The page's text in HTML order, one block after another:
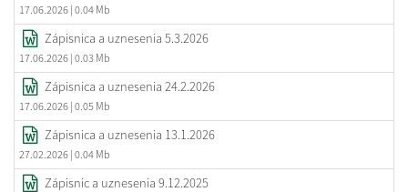
17.06.2026 | 0.04 Mb
Zápisnica a uznesenia 5.3.2026
17.06.2026 | 0.03 Mb
Zápisnica a uznesenia 24.2.2026
17.06.2026 | 0.05 Mb
Zápisnica a uznesenia 13.1.2026
27.02.2026 | 0.04 Mb
Zápisnic a uznesenia 9.12.2025